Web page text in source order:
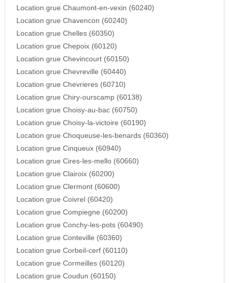
Location grue Chaumont-en-vexin (60240)
Location grue Chavencon (60240)
Location grue Chelles (60350)
Location grue Chepoix (60120)
Location grue Chevincourt (60150)
Location grue Chevreville (60440)
Location grue Chevrieres (60710)
Location grue Chiry-ourscamp (60138)
Location grue Choisy-au-bac (60750)
Location grue Choisy-la-victoire (60190)
Location grue Choqueuse-les-benards (60360)
Location grue Cinqueux (60940)
Location grue Cires-les-mello (60660)
Location grue Clairoix (60200)
Location grue Clermont (60600)
Location grue Coivrel (60420)
Location grue Compiegne (60200)
Location grue Conchy-les-pots (60490)
Location grue Conteville (60360)
Location grue Corbeil-cerf (60110)
Location grue Cormeilles (60120)
Location grue Coudun (60150)